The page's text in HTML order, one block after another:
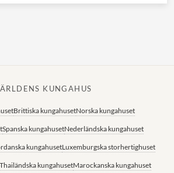
Japanska kejsarhuset
KUNGAHUS
Brittiska kungahusetNorska kungahuset
Spanska kungahusetNederländska kungahuset
kungahusetLuxemburgska storhertighuset
Thailändska kungahusetMarockanska kungahuset